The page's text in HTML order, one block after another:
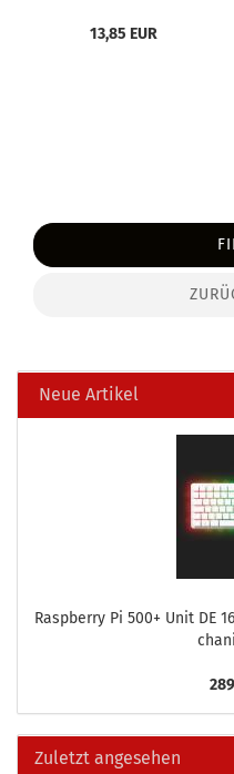
13,85 EUR
Neue Artikel
Raspber­ry Pi 500+ Unit DE
Zuletzt angesehen